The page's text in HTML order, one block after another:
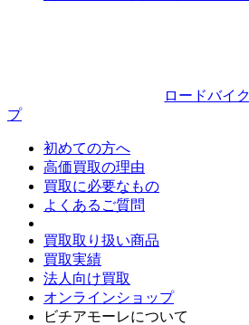
ロードバイ
プ
初めての方へ
高価買取の理由
買取に必要なもの
よくあるご質問
買取取り扱い商品
買取実績
法人向け買取
オンラインショップ
ビチアモーレについて